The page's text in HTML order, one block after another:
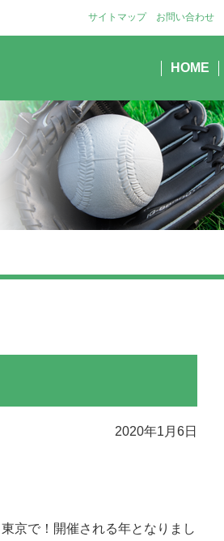
サイトマップ お問い合わせ
HOME
2020年1月6日
京で！開催される年となりまし